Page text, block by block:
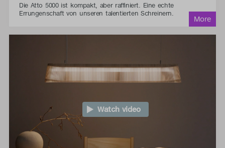
Die Atto 5000 ist kompakt, aber raffiniert. Eine echte
Errungenschaft von unseren talentierten Schreinern.
Watch video